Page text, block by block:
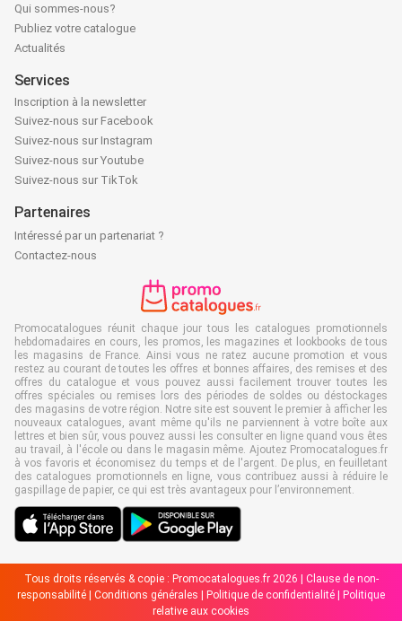
Qui sommes-nous?
Publiez votre catalogue
Actualités
Services
Inscription à la newsletter
Suivez-nous sur Facebook
Suivez-nous sur Instagram
Suivez-nous sur Youtube
Suivez-nous sur TikTok
Partenaires
Intéressé par un partenariat ?
Contactez-nous
Promocatalogues réunit chaque jour tous les catalogues promotionnels
hebdomadaires en cours, les promos, les magazines et lookbooks de tous
les magasins de France. Ainsi vous ne ratez aucune promotion et vous
restez au courant de toutes les offres et bonnes affaires, des remises et des
offres du catalogue et vous pouvez aussi facilement trouver toutes les
offres spéciales ou remises lors des périodes de soldes ou déstockages
des magasins de votre région. Notre site est souvent le premier à afficher les
nouveaux catalogues, avant même qu'ils ne parviennent à votre boîte aux
lettres et bien sûr, vous pouvez aussi les consulter en ligne quand vous êtes
au travail, à l'école ou dans le magasin même. Ajoutez Promocatalogues.fr
à vos favoris et économisez du temps et de l'argent. De plus, en feuilletant
des catalogues promotionnels en ligne, vous contribuez aussi à réduire le
gaspillage de papier, ce qui est très avantageux pour l’environnement.
Tous droits réservés & copie : Promocatalogues.fr 2026 | Clause de non-
responsabilité
Conditions générales Politique de confidentialité
Politique
relative aux cookies